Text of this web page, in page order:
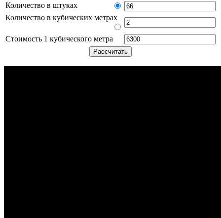
Количество в штуках
Количество в кубических метрах
Стоимость 1 кубического метра